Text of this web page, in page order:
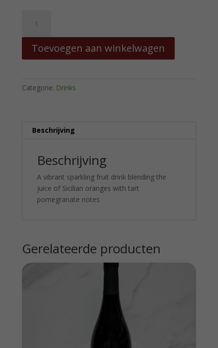
Arancia
e
Melograno
hoeveelheid
Toevoegen aan winkelwagen
Categorie: Drinks
Beschrijving
Beschrijving
A vibrant sparkling fruit drink blending the
juice of Sicilian oranges with tart
pomegranate notes
Gerelateerde producten